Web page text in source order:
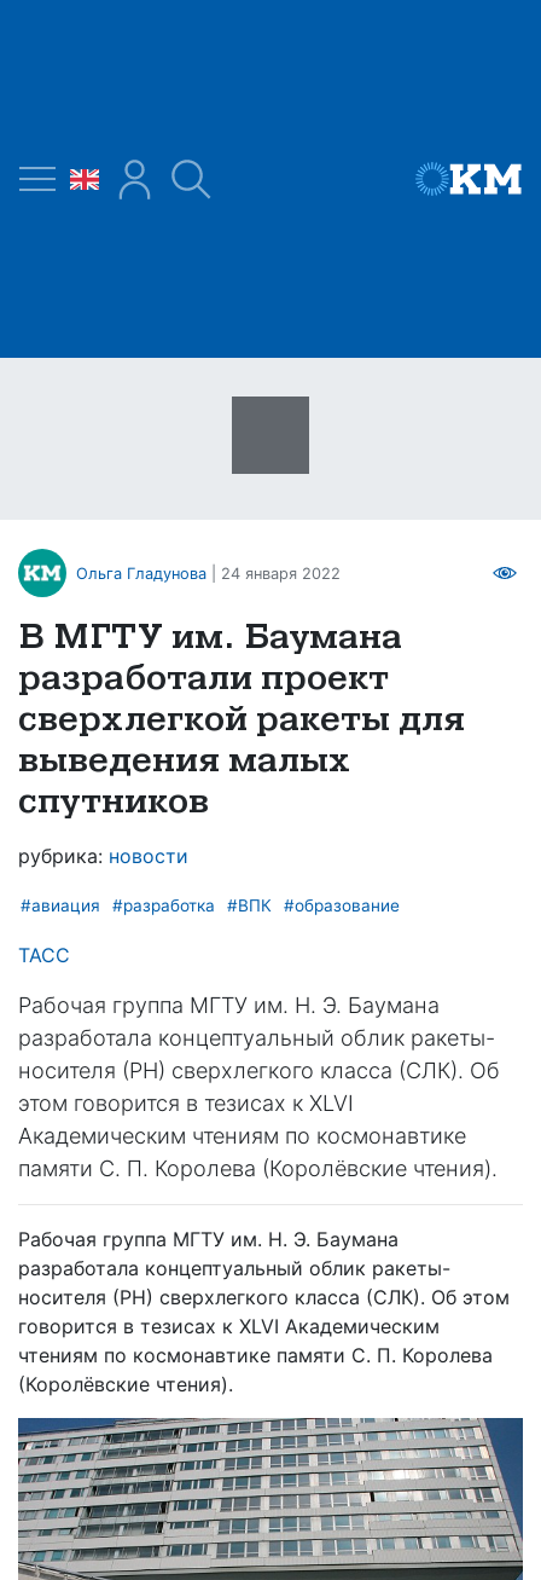
Ольга Гладунова | 24 января 2022
В МГТУ им. Баумана
разработали проект
сверхлегкой ракеты для
выведения малых
спутников
рубрика: новости
#авиация #разработка #ВПК #образование
ТАСС
Рабочая группа МГТУ им. Н. Э. Баумана
разработала концептуальный облик ракеты-
носителя (РН) сверхлегкого класса (СЛК). Об
этом говорится в тезисах к XLVI
Академическим чтениям по космонавтике
памяти С. П. Королева (Королёвские чтения).
Рабочая группа МГТУ им. Н. Э. Баумана
разработала концептуальный облик ракеты-
носителя (РН) сверхлегкого класса (СЛК). Об этом
говорится в тезисах к XLVI Академическим
чтениям по космонавтике памяти С. П. Королева
(Королёвские чтения).